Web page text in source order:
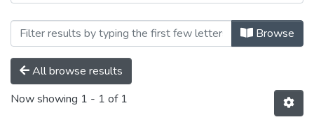
Browsing Ebooks I Apostilas by
Browse
All browse results
Now showing 1 - 1 of 1